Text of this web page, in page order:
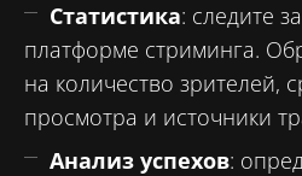
Статистика: следите
платформе стриминга.
на количество зрителей,
просмотра и источники
Анализ успехов: